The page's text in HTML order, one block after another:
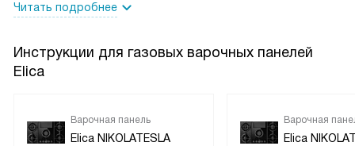
Читать подробнее
Инструкции для газовых варочных панелей
Elica
Варочная панель
Elica NIKOLATESLA
Варочная
Elica